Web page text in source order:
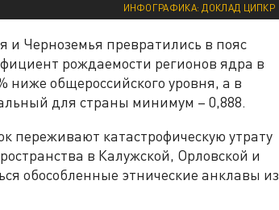
ИНФОГРАФИКА: ДОКЛАД ЦИПКР
Черноземья превратились в пояс
рождаемости регионов ядра в
ниже общероссийского уровня, а в
для страны минимум – 0,888.
переживают катастрофическую утрату
в Калужской, Орловской и
обособленные этнические анклавы из